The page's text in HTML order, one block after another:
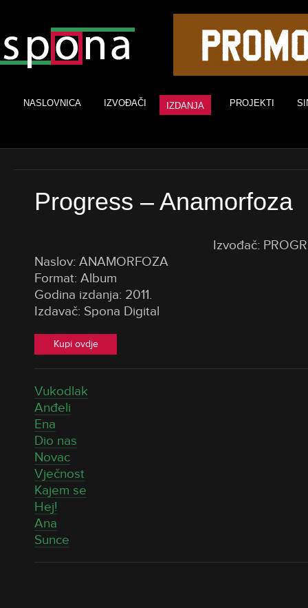
NASLOVNICA IZVOĐAČI IZDANJA PROJEKTI
Progress – Anamorfoza
Izvođač:
Naslov: ANAMORFOZA
Format: Album
Godina izdanja: 2011.
Izdavač: Spona Digital
Kupi ovdje
Vukodlak
Anđeli
Ena
Dio nas
Novac
Vječnost
Kajem se
Hej!
Ana
Sunce